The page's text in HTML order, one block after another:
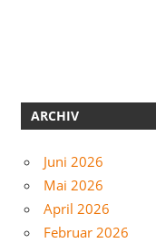
ARCHIV
Juni 2026
Mai 2026
April 2026
Februar 2026